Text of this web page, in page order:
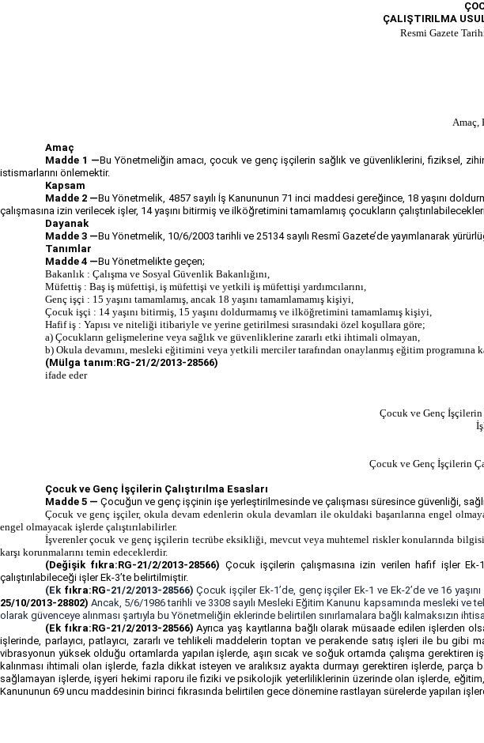
ÇALIŞTIRILMA
Resmi Gazete
Amaç,
Amaç
Madde 1 —Bu Yönetmeliğin amacı, çocuk ve genç işçilerin sağlık ve güvenliklerini, fiziksel,
istismarlarını önlemektir.
Kapsam
Madde 2 —Bu Yönetmelik, 4857 sayılı İş Kanununun 71 inci maddesi gereğince, 18 yaşını
çalışmasına izin verilecek işler, 14 yaşını bitirmiş ve ilköğretimini tamamlamış çocukların
Dayanak
Madde 3 —Bu Yönetmelik, 10/6/2003 tarihli ve 25134 sayılı Resmî Gazete’de yayımlanarak
Tanımlar
Madde 4 —Bu Yönetmelikte geçen;
Bakanlık : Çalışma ve Sosyal Güvenlik Bakanlığını,
Müfettiş : Baş iş müfettişi, iş müfettişi ve yetkili iş müfettişi yardımcılarını,
Genç işçi : 15 yaşını tamamlamış, ancak 18 yaşını tamamlamamış kişiyi,
Çocuk işçi : 14 yaşını bitirmiş, 15 yaşını doldurmamış ve ilköğretimini tamamlamış kişiyi,
Hafif iş : Yapısı ve niteliği itibariyle ve yerine getirilmesi sırasındaki özel koşullara göre;
a) Çocukların gelişmelerine veya sağlık ve güvenliklerine zararlı etki ihtimali olmayan,
b) Okula devamını, mesleki eğitimini veya yetkili merciler tarafından onaylanmış eğitim programına
(Mülga tanım:RG-21/2/2013-28566)
ifade eder
Çocuk ve Genç İşçilerin
Çocuk ve Genç İşçilerin
Çocuk ve Genç İşçilerin Çalıştırılma Esasları
Madde 5 — Çocuğun ve genç işçinin işe yerleştirilmesinde ve çalışması süresince güvenliği,
Çocuk ve genç işçiler, okula devam edenlerin okula devamları ile okuldaki başarılarına engel
engel olmayacak işlerde çalıştırılabilirler.
İşverenler çocuk ve genç işçilerin tecrübe eksikliği, mevcut veya muhtemel riskler konularında
karşı korunmalarını temin edeceklerdir.
(Değişik fıkra:RG-21/2/2013-28566) Çocuk işçilerin çalışmasına izin verilen hafif işler
çalıştırılabileceği işler Ek-3’te belirtilmiştir.
(Ek fıkra:RG-21/2/2013-28566) Çocuk işçiler Ek-1’de, genç işçiler Ek-1 ve Ek-2’de ve 16
25/10/2013-28802) Ancak, 5/6/1986 tarihli ve 3308 sayılı Mesleki Eğitim Kanunu kapsamında mesleki ve
olarak güvenceye alınması şartıyla bu Yönetmeliğin eklerinde belirtilen sınırlamalara bağlı kalmaksızın
(Ek fıkra:RG-21/2/2013-28566)Ayrıca yaş kayıtlarına bağlı olarak müsaade edilen işlerden
işlerinde, parlayıcı, patlayıcı, zararlı ve tehlikeli maddelerin toptan ve perakende satış işleri ile bu
vibrasyonun yüksek olduğu ortamlarda yapılan işlerde, aşırı sıcak ve soğuk ortamda çalışma gerektiren
kalınması ihtimali olan işlerde, fazla dikkat isteyen ve aralıksız ayakta durmayı gerektiren işlerde,
sağlamayan işlerde, işyeri hekimi raporu ile fiziki ve psikolojik yeterliliklerinin üzerinde olan işlerde,
Kanununun 69 uncu maddesinin birinci fıkrasında belirtilen gece dönemine rastlayan sürelerde yapılan